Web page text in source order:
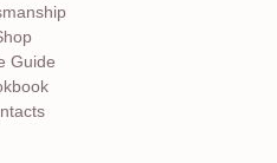
Guide